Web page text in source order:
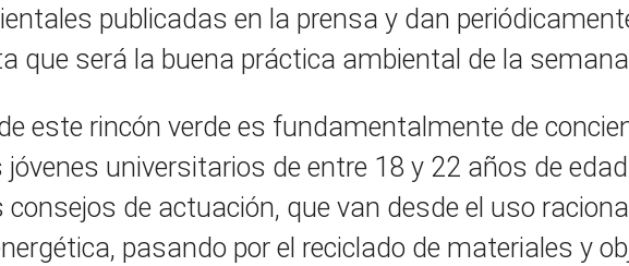
publicadas en la prensa y dan
que será la buena práctica ambiental de la
este rincón verde es fundamentalmente de
universitarios de entre 18 y 22 años de
consejos de actuación, que van desde el uso
pasando por el reciclado de materiales y